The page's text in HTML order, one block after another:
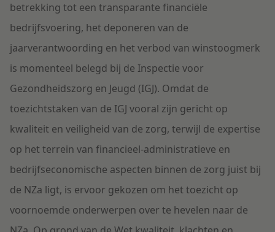
betrekking tot een transparante financiële
bedrijfsvoering, het deponeren van de
jaarverantwoording en het verbod van winstoogmerk
is momenteel belegd bij de Inspectie voor
Gezondheidszorg en Jeugd (IGJ). Omdat de
toezichtstaken van de IGJ vooral zijn gericht op
kwaliteit en veiligheid van de zorg, terwijl de expertise
op het terrein van financieel-administratieve en
bedrijfseconomische aspecten binnen de zorg juist bij
de NZa ligt, is ervoor gekozen om het toezicht op
voornoemde onderwerpen over te hevelen naar de